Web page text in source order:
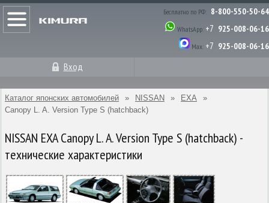
Бесплатно по РФ: 8-800-550-50-64
WhatsApp: +7 925-008-06-16
Max: +7 925-008-06-16
Вход
Каталог японских автомобилей » NISSAN » EXA
»
Canopy L. A. Version Type S (hatchback)
NISSAN EXA Canopy L. A. Version Type S (hatchback) -
технические характеристики